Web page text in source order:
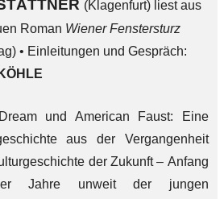
(Klagenfurt) liest aus
Roman Wiener Fenstersturz
• Einleitungen und Gespräch:
und American Faust: Eine
aus der Vergangenheit
der Zukunft – Anfang
Jahre unweit der jungen